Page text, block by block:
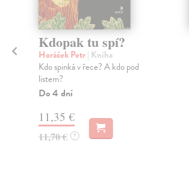
Kdopak tu spí?
Horáček Petr| Kniha
Kdo spinká v řece? A kdo pod
listem?
Do 4 dní
11,35 €
11,70 € ?